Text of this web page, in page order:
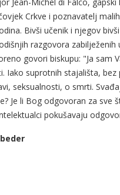
Crkve i poznavatelj
Bivši učenik i njegov
razgovora zabilježenih
govori biskupu: "Ja sam
Iako suprotnih stajališta,
seksualnosti, o smrti.
Je li Bog odgovoran za sve
pokušavaju